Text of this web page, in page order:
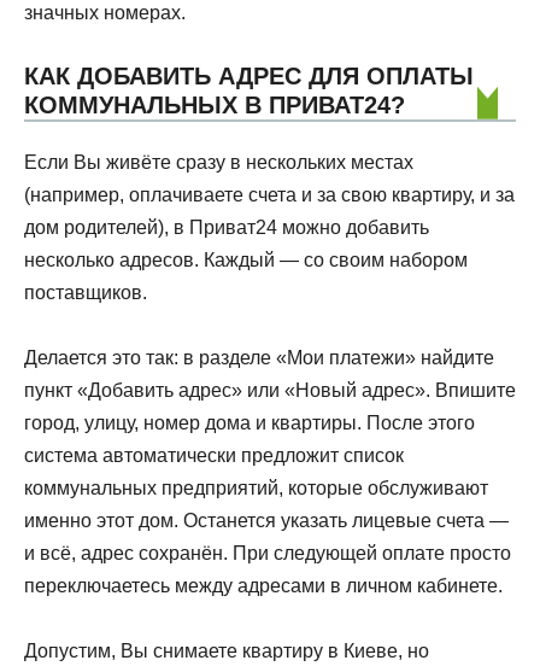
значных номерах.
КАК ДОБАВИТЬ АДРЕС ДЛЯ ОПЛАТЫ
КОММУНАЛЬНЫХ В ПРИВАТ24?
Если Вы живёте сразу в нескольких местах
(например, оплачиваете счета и за свою квартиру, и за
дом родителей), в Приват24 можно добавить
несколько адресов. Каждый — со своим набором
поставщиков.
Делается это так: в разделе «Мои платежи» найдите
пункт «Добавить адрес» или «Новый адрес». Впишите
город, улицу, номер дома и квартиры. После этого
система автоматически предложит список
коммунальных предприятий, которые обслуживают
именно этот дом. Останется указать лицевые счета —
и всё, адрес сохранён. При следующей оплате просто
переключаетесь между адресами в личном кабинете.
Допустим, Вы снимаете квартиру в Киеве, но